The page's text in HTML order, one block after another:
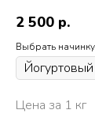
2 500 р.
Выбрать начинку
Цена за 1 кг